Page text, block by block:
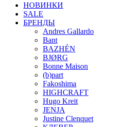
НОВИНКИ
SALE
БРЕНДЫ
Andres Gallardo
Bant
BAZHÉN
BJØRG
Bonne Maison
(b)part
Fakoshima
HIGHCRAFT
Hugo Kreit
JENJA
Justine Clenquet